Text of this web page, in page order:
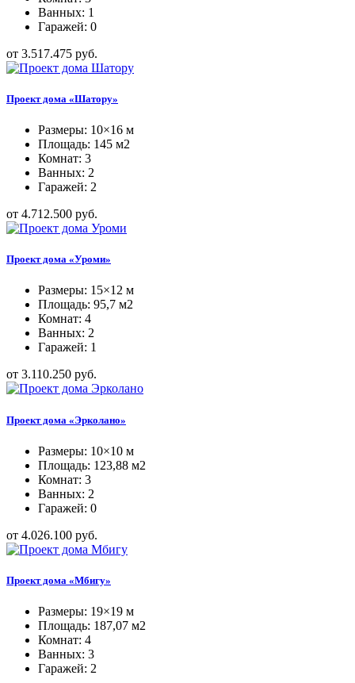
Ванных: 1
Гаражей: 0
от 3.517.475 руб.
Проект дома «Шатору»
Размеры: 10×16 м
Площадь: 145 м2
Комнат: 3
Ванных: 2
Гаражей: 2
от 4.712.500 руб.
Проект дома «Уроми»
Размеры: 15×12 м
Площадь: 95,7 м2
Комнат: 4
Ванных: 2
Гаражей: 1
от 3.110.250 руб.
Проект дома «Эрколано»
Размеры: 10×10 м
Площадь: 123,88 м2
Комнат: 3
Ванных: 2
Гаражей: 0
от 4.026.100 руб.
Проект дома «Мбигу»
Размеры: 19×19 м
Площадь: 187,07 м2
Комнат: 4
Ванных: 3
Гаражей: 2